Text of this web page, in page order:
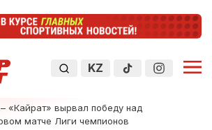
KZ
– «Кайрат» вырвал победу над
матче Лиги чемпионов